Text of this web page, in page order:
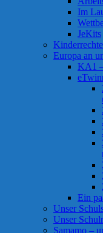
Im
JeKits
Europa an
KA1
Ein
Unser
Unser
Samamo –